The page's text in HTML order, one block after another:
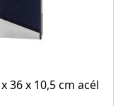
36 x 10,5 cm acél